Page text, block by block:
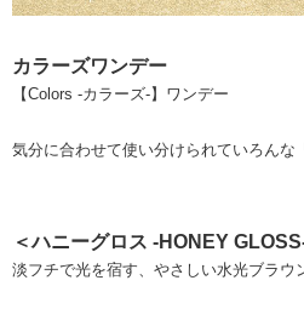
カラーズワンデー
【Colors -カラーズ-】ワンデー
気分に合わせて使い分けられていろんな
＜ハニーグロス -HONEY
淡フチで光を宿す、やさしい⽔光ブラウ